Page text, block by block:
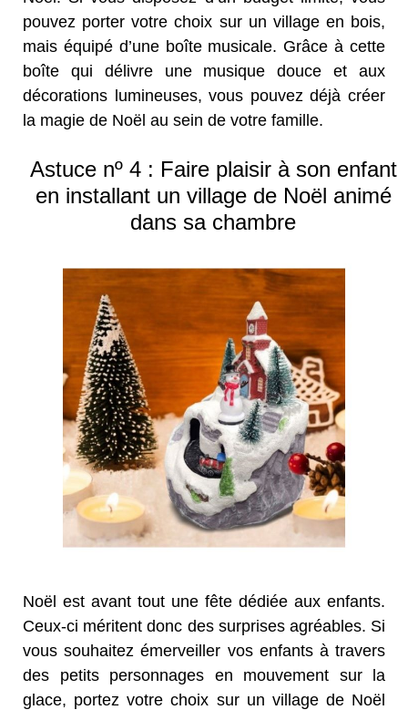
pouvez porter votre choix sur un village en bois,
mais équipé d’une boîte musicale. Grâce à cette
boîte qui délivre une musique douce et aux
décorations lumineuses, vous pouvez déjà créer
la magie de Noël au sein de votre famille.
Astuce nº 4 : Faire plaisir à son enfant
en installant un village de Noël animé
dans sa chambre
Noël est avant tout une fête dédiée aux enfants.
Ceux-ci méritent donc des surprises agréables. Si
vous souhaitez émerveiller vos enfants à travers
des petits personnages en mouvement sur la
glace, portez votre choix sur un village de Noël